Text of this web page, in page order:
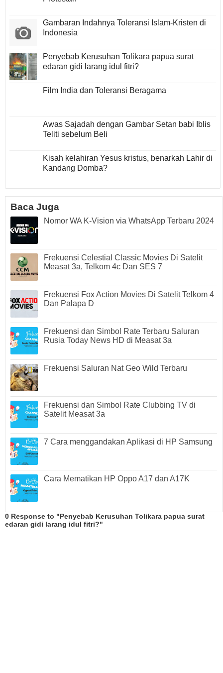
Gambaran Indahnya Toleransi Islam-Kristen di
Indonesia
Penyebab Kerusuhan Tolikara papua surat
edaran gidi larang idul fitri?
Film India dan Toleransi Beragama
Awas Sajadah dengan Gambar Setan babi Iblis
Teliti sebelum Beli
Kisah kelahiran Yesus kristus, benarkah Lahir di
Kandang Domba?
Baca Juga
Nomor WA K-Vision via WhatsApp Terbaru 2024
Frekuensi Celestial Classic Movies Di Satelit
Measat 3a, Telkom 4c Dan SES 7
Frekuensi Fox Action Movies Di Satelit Telkom 4
Dan Palapa D
Frekuensi dan Simbol Rate Terbaru Saluran
Rusia Today News HD di Measat 3a
Frekuensi Saluran Nat Geo Wild Terbaru
Frekuensi dan Simbol Rate Clubbing TV di
Satelit Measat 3a
7 Cara menggandakan Aplikasi di HP Samsung
Cara Mematikan HP Oppo A17 dan A17K
0 Response to "Penyebab Kerusuhan Tolikara papua surat
edaran gidi larang idul fitri?"